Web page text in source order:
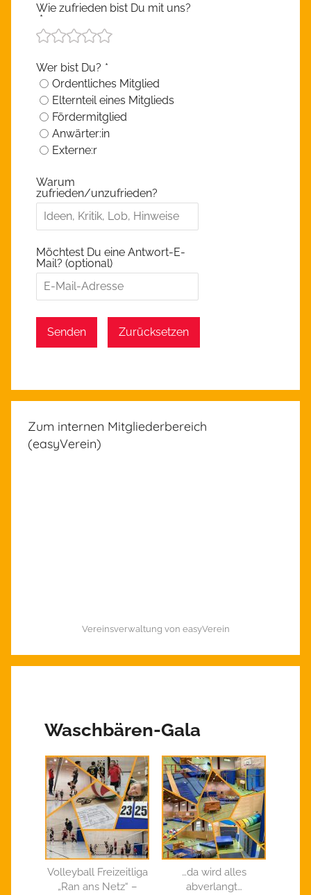
Wie zufrieden bist Du mit uns?
*
Wer bist Du? *
Ordentliches Mitglied
Elternteil eines Mitglieds
Fördermitglied
Anwärter:in
Externe:r
Warum
zufrieden/unzufrieden?
Möchtest Du eine Antwort-E-
Mail? (optional)
Senden Zurücksetzen
Zum internen Mitgliederbereich
(easyVerein)
Vereinsverwaltung von easyVerein
Waschbären-Gala
Volleyball Freizeitliga
„Ran ans Netz“ –
…da wird alles
abverlangt…